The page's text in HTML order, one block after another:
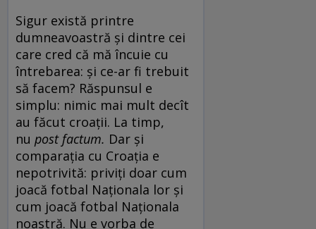
Sigur există printre
dumneavoastră și dintre cei
care cred că mă încuie cu
întrebarea: și ce-ar fi trebuit
să facem? Răspunsul e
simplu: nimic mai mult decît
au făcut croații. La timp,
nu post factum. Dar și
comparația cu Croația e
nepotrivită: priviți doar cum
joacă fotbal Naționala lor și
cum joacă fotbal Naționala
noastră. Nu e vorba de